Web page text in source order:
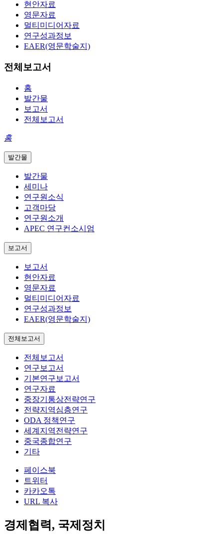
현안자료
영문자료
멀티미디어자료
연구성과정보
EAER(영문학술지)
전체보고서
홈
발간물
보고서
전체보고서
홈
발간물
발간물
세미나
연구원소식
고객마당
연구원소개
APEC 연구컨소시엄
보고서
보고서
현안자료
영문자료
멀티미디어자료
연구성과정보
EAER(영문학술지)
전체보고서
전체보고서
연구보고서
기본연구보고서
연구자료
중장기통상전략연구
전략지역심층연구
ODA 정책연구
세계지역전략연구
중국종합연구
기타
페이스북
트위터
카카오톡
URL 복사
경제협력, 국제정치